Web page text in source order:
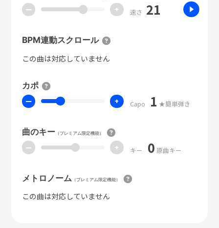
ー + 速さ 21
BPM連動スクロール
この曲は対応していません
カポ
ー + Capo 1 ★簡単弾き
曲のキー（プレミアム限定機能）
ー + キー 0 原曲キー
メトロノーム （プレミアム限定機能）
この曲は対応していません